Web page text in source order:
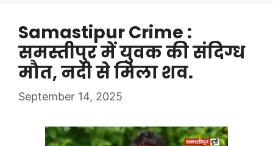
Samastipur Crime :
समस्तीपुर में युवक की संदिग्ध
मौत, नदी से मिला शव.
September 14, 2025